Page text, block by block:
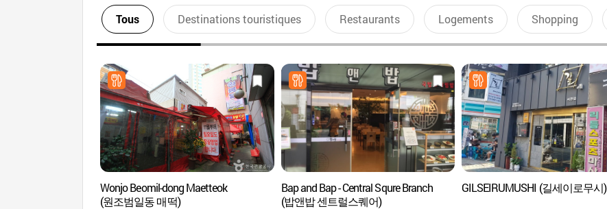
Tous Destinations touristiques Restaurants Logements Shopping
Wonjo Beomil-dong Maetteok
(원조범일동 매떡)
Bap and Bap - Central Squre Branch
(밥앤밥 센트럴스퀘어)
GILSEIRUMUSHI (길세이로무시)